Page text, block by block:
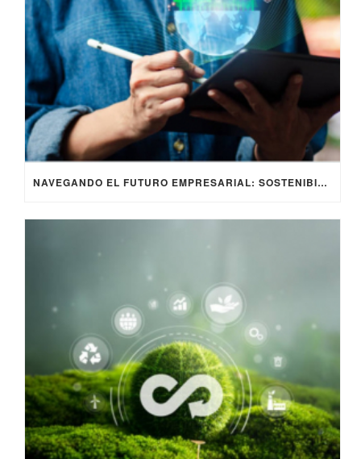
NAVEGANDO EL FUTURO EMPRESARIAL: SOSTENIBILIDAD, RESPONSABILIDAD SOCIAL Y CRITERIOS ESG